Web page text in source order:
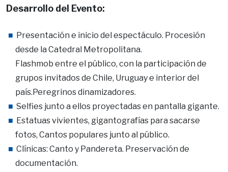
Desarrollo del Evento:
Presentación e inicio del espectáculo. Procesión
desde la Catedral Metropolitana.
Flashmob entre el público, con la participación de
grupos invitados de Chile, Uruguay e interior del
país.Peregrinos dinamizadores.
Selfies junto a ellos proyectadas en pantalla gigante.
Estatuas vivientes, gigantografías para sacarse
fotos, Cantos populares junto al público.
Clínicas: Canto y Pandereta. Preservación de
documentación.